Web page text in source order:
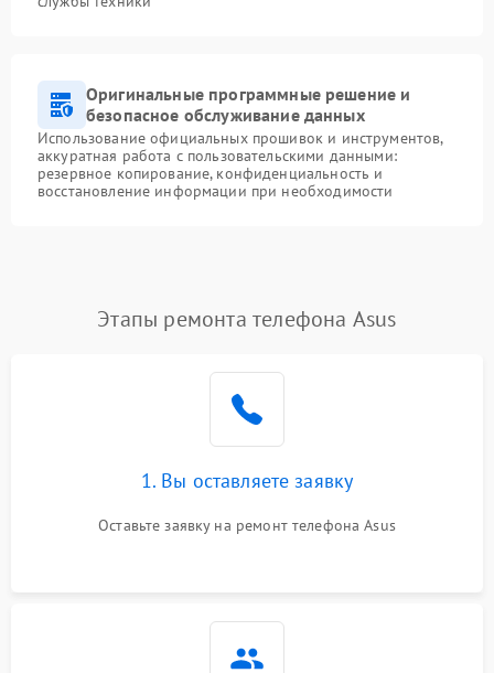
Оригинальные программные решение и
безопасное обслуживание данных
Использование официальных прошивок и инструментов,
аккуратная работа с пользовательскими данными:
резервное копирование, конфиденциальность и
восстановление информации при необходимости
Этапы ремонта телефона Asus
1. Вы оставляете заявку
Оставьте заявку на ремонт телефона Asus